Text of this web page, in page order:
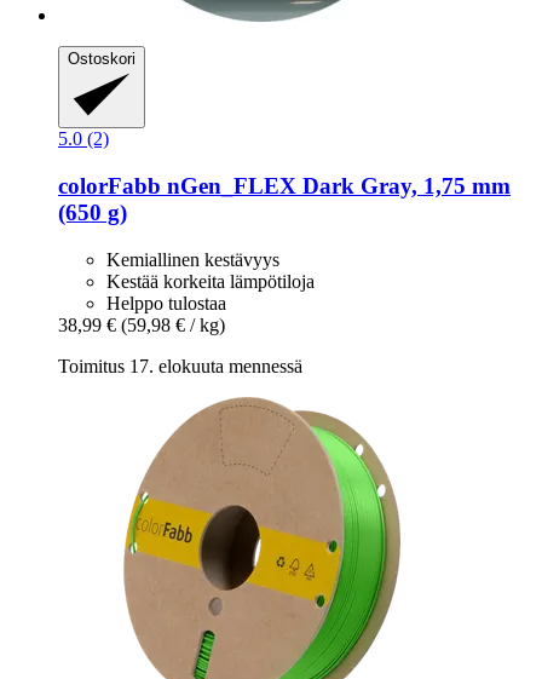
Ostoskori
5.0 (2)
colorFabb nGen_FLEX Dark Gray, 1,75 mm
(650 g)
Kemiallinen kestävyys
Kestää korkeita lämpötiloja
Helppo tulostaa
38,99 € (59,98 € / kg)
Toimitus 17. elokuuta mennessä